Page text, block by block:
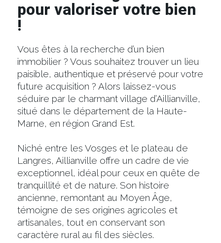
pour valoriser votre bien
!
Vous êtes à la recherche d’un bien
immobilier ? Vous souhaitez trouver un lieu
paisible, authentique et préservé pour votre
future acquisition ? Alors laissez-vous
séduire par le charmant village d’Aillianville,
situé dans le département de la Haute-
Marne, en région Grand Est.
Niché entre les Vosges et le plateau de
Langres, Aillianville offre un cadre de vie
exceptionnel, idéal pour ceux en quête de
tranquillité et de nature. Son histoire
ancienne, remontant au Moyen Âge,
témoigne de ses origines agricoles et
artisanales, tout en conservant son
caractère rural au fil des siècles.